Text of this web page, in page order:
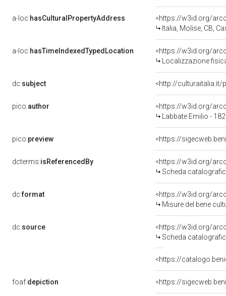
a-loc:hasCulturalPropertyAddress
<https://w3id.org/
Italia, Molise, CB,
a-loc:hasTimeIndexedTypedLocation
<https://w3id.org/
Localizzazione
dc:subject <http://culturaitalia.it/
pico:author
<https://w3id.org/
Labbate Emilio -
pico:preview <https://
dcterms:isReferencedBy
<https://w3id.org/
Scheda
dc:format
<https://w3id.org/
Misure del bene
dc:source
<https://w3id.org/
Scheda
<https://
foaf:depiction <https://